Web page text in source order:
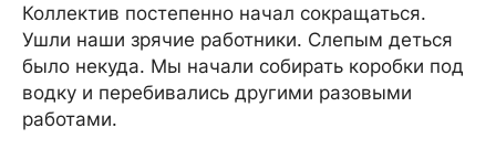
Коллектив постепенно начал сокращаться.
Ушли наши зрячие работники. Слепым деться
было некуда. Мы начали собирать коробки под
водку и перебивались другими разовыми
работами.